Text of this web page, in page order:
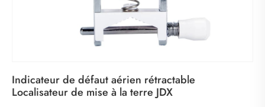
Indicateur de défaut aérien rétractable
Localisateur de mise à la terre JDX